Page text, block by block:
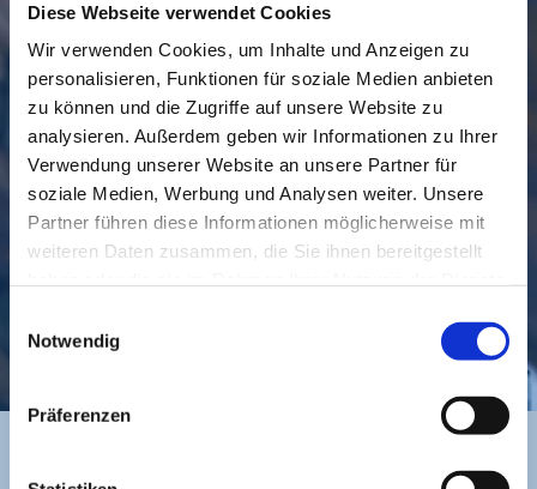
Diese Webseite verwendet Cookies
Wir verwenden Cookies, um Inhalte und Anzeigen zu
personalisieren, Funktionen für soziale Medien anbieten
zu können und die Zugriffe auf unsere Website zu
analysieren. Außerdem geben wir Informationen zu Ihrer
Verwendung unserer Website an unsere Partner für
soziale Medien, Werbung und Analysen weiter. Unsere
Partner führen diese Informationen möglicherweise mit
weiteren Daten zusammen, die Sie ihnen bereitgestellt
Notwendig
Präferenzen
GEMEINDE BESUCHEN